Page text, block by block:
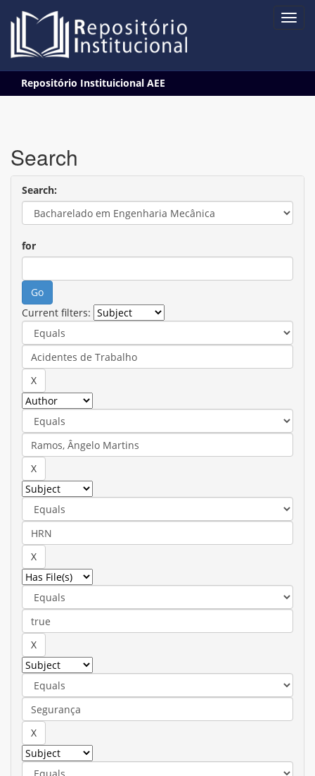
navigation
Repositório Instituicional AEE
Search
Search:
for
Current filters: